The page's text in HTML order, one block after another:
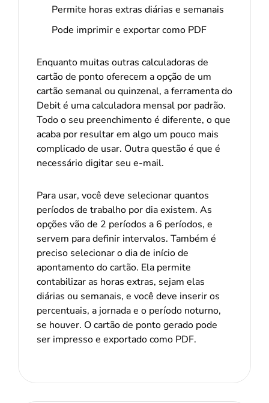
Permite horas extras diárias e semanais
Pode imprimir e exportar como PDF
Enquanto muitas outras calculadoras de
cartão de ponto oferecem a opção de um
cartão semanal ou quinzenal, a ferramenta do
Debit é uma calculadora mensal por padrão.
Todo o seu preenchimento é diferente, o que
acaba por resultar em algo um pouco mais
complicado de usar. Outra questão é que é
necessário digitar seu e-mail.
Para usar, você deve selecionar quantos
períodos de trabalho por dia existem. As
opções vão de 2 períodos a 6 períodos, e
servem para definir intervalos. Também é
preciso selecionar o dia de início de
apontamento do cartão. Ela permite
contabilizar as horas extras, sejam elas
diárias ou semanais, e você deve inserir os
percentuais, a jornada e o período noturno,
se houver. O cartão de ponto gerado pode
ser impresso e exportado como PDF.